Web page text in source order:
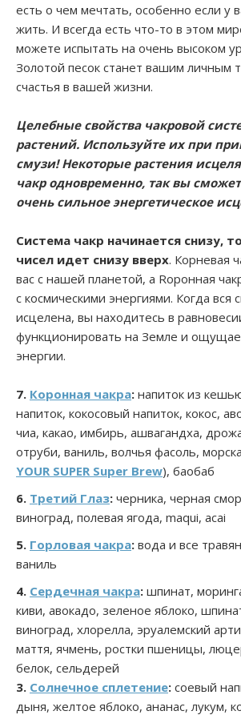
есть о чем мечтать, особенно если у
жить. И всегда есть что-то в этом
можете испытать на очень высоком
Золотой песок станет вашим личным
счастья в вашей жизни.
Целебные свойства чакровой
растений. Используйте их при
смузи! Некоторые растения
чакр одновременно, так вы
очень сильное энергетическое
Система чакр начинается снизу,
чисел идет снизу вверх. Корневая
вас с нашей планетой, а Rоронная
с космическими энергиями. Когда вся
исцелена, вы находитесь в
функционировать на Земле и
энергии.
7. Коронная чакра: напиток из
напиток, кокосовый напиток, кокос,
чиа, какао, имбирь, ашвагандха,
отруби, ваниль, волчья фасоль,
YOUR SUPER Super Brew), баобаб
6. Третий Глаз: черника, черная
виноград, полевая ягода, maqui, acai
5. Горловая чакра: вода и все
ваниль
4. Сердечная чакра: шпинат,
киви, авокадо, зеленое яблоко,
виноград, хлорелла, эруалемский
маття, ячмень, ростки пшеницы,
белок, сельдерей
3. Солнечное сплетение: соевый
дыня, желтое яблоко, ананас, лукум,